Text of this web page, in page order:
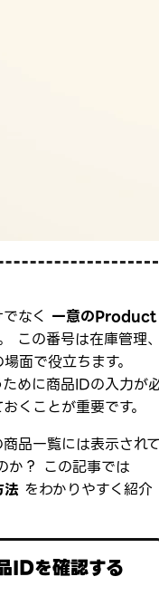
なく 一意のProduct
この番号は在庫管理
面で役立ちます。
めに商品IDの入力が
くことが重要です。
品一覧には表示され
か？ この記事では
をわかりやすく紹介
IDを確認する